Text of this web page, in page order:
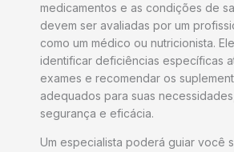
medicamentos e as condições de
devem ser avaliadas por um
como um médico ou nutricionista.
identificar deficiências específicas
exames e recomendar os
adequados para suas
segurança e eficácia.
Um especialista poderá guiar você